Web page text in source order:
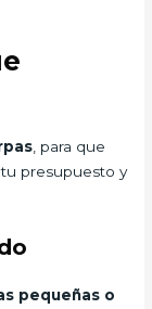
, para que
presupuesto y
pequeñas o